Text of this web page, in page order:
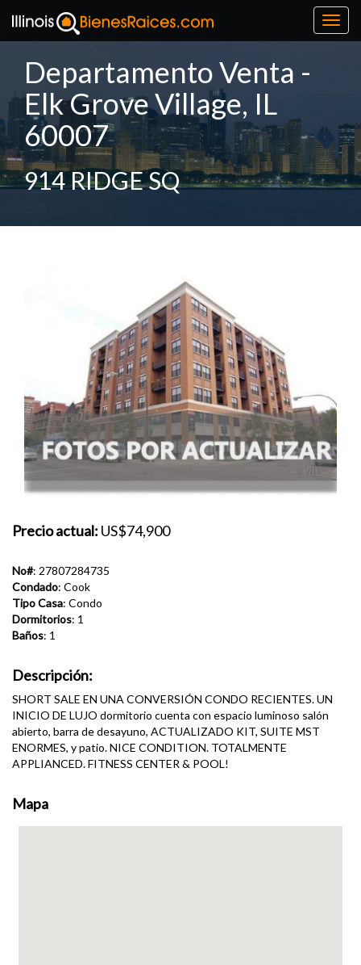
Departamento Venta -
Elk Grove Village, IL
60007
914 RIDGE SQ
Precio actual: US$74,900
No#: 27807284735
Condado: Cook
Tipo Casa: Condo
Dormitorios: 1
Baños: 1
Descripción:
SHORT SALE EN UNA CONVERSIÓN CONDO RECIENTES. UN
INICIO DE LUJO dormitorio cuenta con espacio luminoso salón
abierto, barra de desayuno, ACTUALIZADO KIT, SUITE MST
ENORMES, y patio. NICE CONDITION. TOTALMENTE
APPLIANCED. FITNESS CENTER & POOL!
Mapa